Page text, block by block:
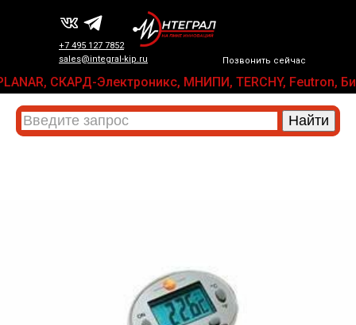
Позвонить сейчас
+7 495 127 7852
sales@integral-kip.ru
СКАРД-Электроникс, МНИПИ, TERCHY, Feutron,